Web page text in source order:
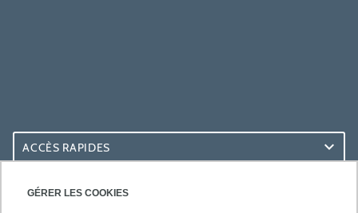
GÉRER LES COOKIES
ACCÈS RAPIDES
ACCÈS PRATIQUES